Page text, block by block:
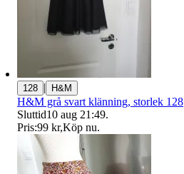
128 | H&M
H&M grå svart klänning, storlek 128
Sluttid10 aug 21:49.
Pris:99 kr,Köp nu.